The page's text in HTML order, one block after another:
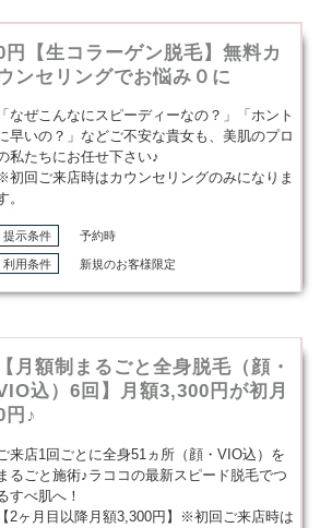
円【生コラーゲン脱毛】無料カ
ンセリングでお悩み０に
「なぜこんなにスピーディーなの？」「ホント
早いの？」などご不安な貴女も、美肌のプロ
私たちにお任せ下さい♪
初回ご来店時はカウンセリングのみになりま
。
提示条件 予約時
利用条件 新規のお客様限定
【月額制まるごと全身脱毛（顔・
込）6回】月額3,300円が初月
円♪
来店1回ごとに全身51ヵ所（顔・VIO込）を
るごと施術♪ラココの最新スピード脱毛でつ
すべ肌へ！
【2ヶ月目以降月額3,300円】※初回ご来店時は